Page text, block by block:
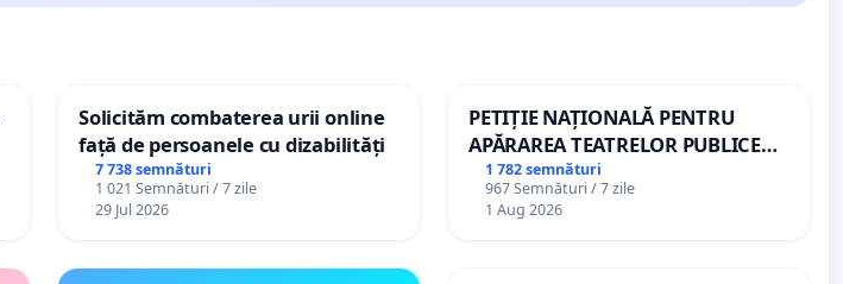
Solicităm combaterea urii online
față de persoanele cu dizabilități
7 738 semnături
1 021 Semnături / 7 zile
29 Jul 2026
PETIȚIE NAȚIONALĂ PENTRU
APĂRAREA TEATRELOR PUBLICE
DE REPERTORIU DIN ROMÂNIA
1 782 semnături
967 Semnături / 7 zile
1 Aug 2026